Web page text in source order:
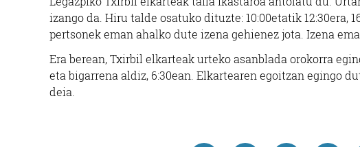
izango da. Hiru talde osatuko dituzte: 10:00etatik 12:30era,
pertsonek eman ahalko dute izena gehienez jota. Izena
Era berean, Txirbil elkarteak urteko asanblada orokorra
eta bigarrena aldiz, 6:30ean. Elkartearen egoitzan egingo
deia.